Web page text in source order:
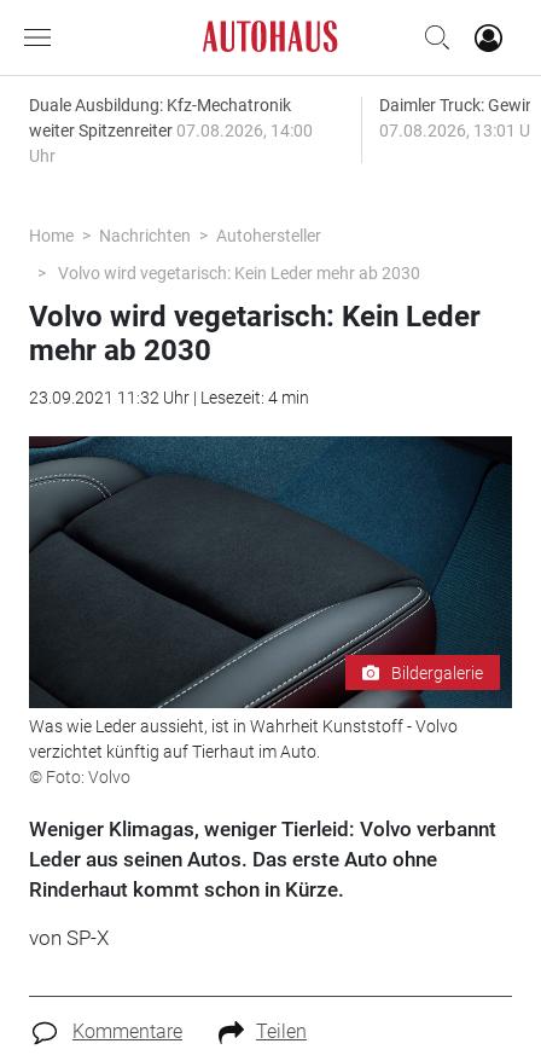
Duale Ausbildung: Kfz-Mechatronik
weiter Spitzenreiter 07.08.2026, 14:00
Uhr
Daimler Truck:
07.08.2026, 13:01
Home Nachrichten
Autohersteller
Volvo wird vegetarisch: Kein Leder mehr ab 2030
Volvo wird vegetarisch: Kein Leder
mehr ab 2030
23.09.2021 11:32 Uhr | Lesezeit: 4 min
Bildergalerie
Was wie Leder aussieht, ist in Wahrheit Kunststoff - Volvo
verzichtet künftig auf Tierhaut im Auto.
© Foto: Volvo
Weniger Klimagas, weniger Tierleid: Volvo verbannt
Leder aus seinen Autos. Das erste Auto ohne
Rinderhaut kommt schon in Kürze.
von SP-X
Kommentare Teilen